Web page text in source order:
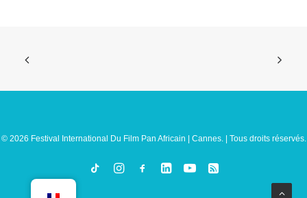
© 2026 Festival International Du Film Pan Africain | Cannes. | Tous droits réservés.